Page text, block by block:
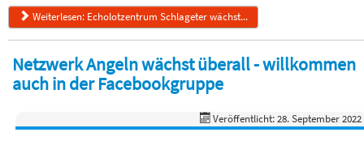
Weiterlesen: Echolotzentrum Schlageter wächst...
Netzwerk Angeln wächst überall - willkommen
auch in der Facebookgruppe
Veröffentlicht: 28. September 2022